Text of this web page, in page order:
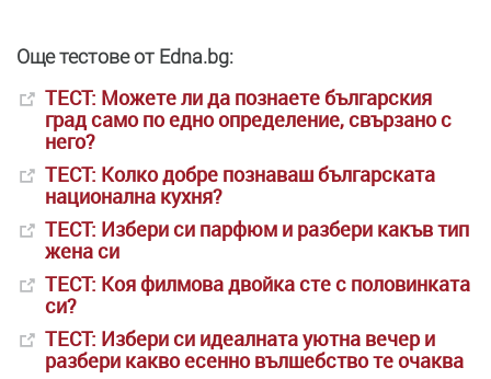
Още тестове от Edna.bg:
ТЕСТ: Можете ли да познаете българския
град само по едно определение, свързано с
него?
ТЕСТ: Колко добре познаваш българската
национална кухня?
ТЕСТ: Избери си парфюм и разбери какъв тип
жена си
ТЕСТ: Коя филмова двойка сте с половинката
си?
ТЕСТ: Избери си идеалната уютна вечер и
разбери какво есенно вълшебство те очаква